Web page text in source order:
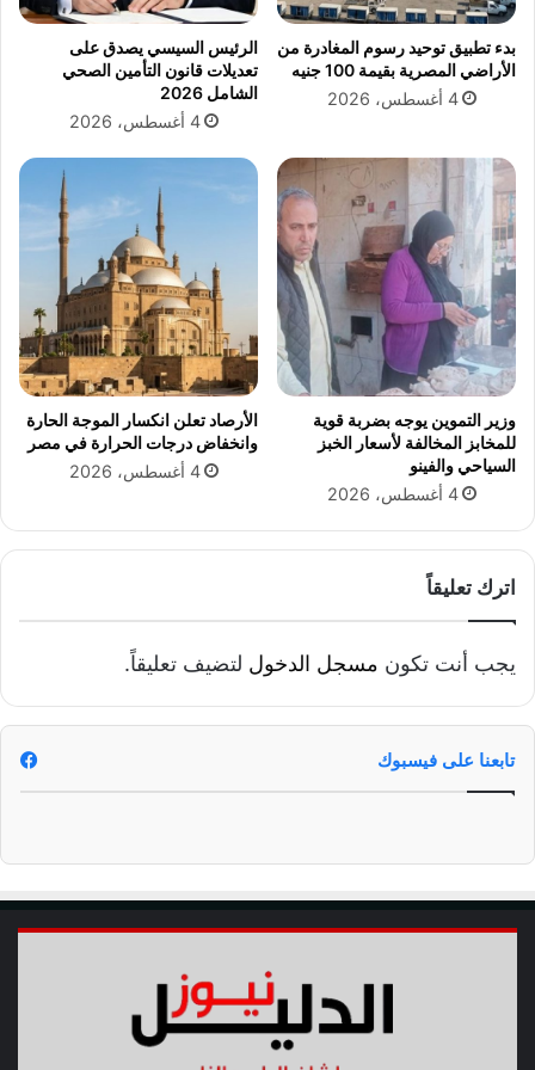
ة
ة
و
ر
ك
ف
ا
ء
ة
و
ب
ر
ي
ل
ع
س
ة
ب
ب
ح
م
ا
د
ل
ة
م
بدء تطبيق توحيد رسوم المغادرة من
الأراضي المصرية بقيمة 100 جنيه
4 أغسطس، 2026
الرئيس السيسي يصدق على
تعديلات قانون التأمين الصحي
الشامل 2026
4 أغسطس، 2026
وزير التموين يوجه بضربة قوية
للمخابز المخالفة لأسعار الخبز
السياحي والفينو
4 أغسطس، 2026
الأرصاد تعلن انكسار الموجة الحارة
وانخفاض درجات الحرارة في مصر
4 أغسطس، 2026
اترك تعليقاً
يجب أنت تكون مسجل الدخول لتضيف تعليقاً.
تابعنا على فيسبوك